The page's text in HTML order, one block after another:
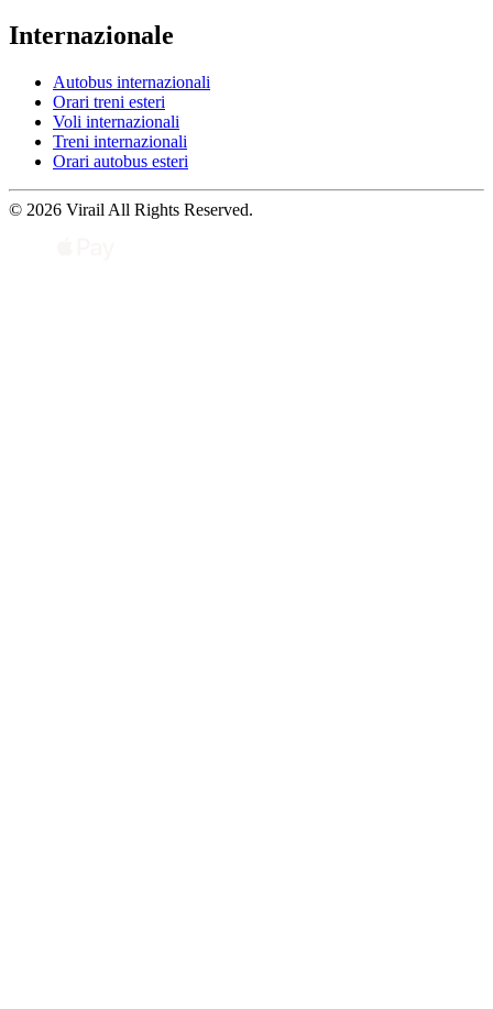
Internazionale
Autobus internazionali
Orari treni esteri
Voli internazionali
Treni internazionali
Orari autobus esteri
© 2026 Virail All Rights Reserved.